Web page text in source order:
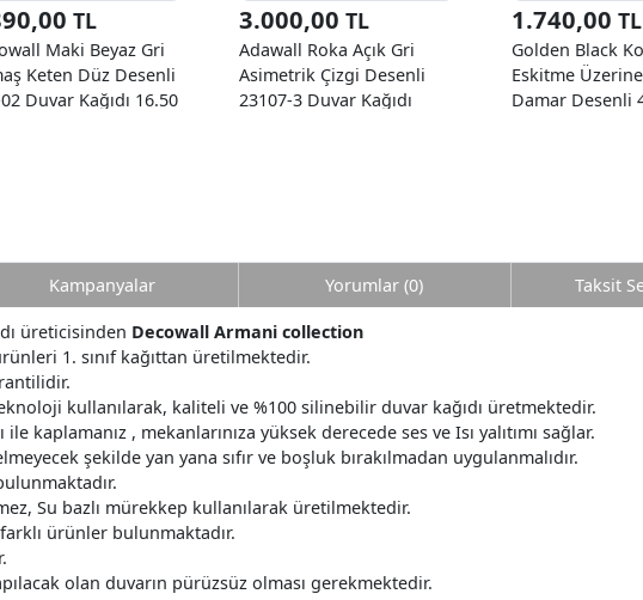
TL
Maki Beyaz Gri
Keten Düz Desenli
Duvar Kağıdı 16.50
3.000,00 TL
Adawall Roka Açık Gri
Asimetrik Çizgi Desenli
23107-3 Duvar Kağıdı
1.740,00 TL
Golden Black
Eskitme
Damar Desenli
üreticisinden Decowall Armani collection
1. sınıf kağıttan üretilmektedir.
kullanılarak, kaliteli ve %100 silinebilir duvar kağıdı üretmektedir.
ile kaplamanız , mekanlarınıza yüksek derecede ses ve Isı yalıtımı sağlar.
şekilde yan yana sıfır ve boşluk bırakılmadan uygulanmalıdır.
Su bazlı mürekkep kullanılarak üretilmektedir.
ürünler bulunmaktadır.
olan duvarın pürüzsüz olması gerekmektedir.
Kampanyalar Yorumlar (0) Taksit